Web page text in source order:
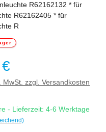
R62162132 * für
R62162405 * für
R
MwSt. zzgl. Versandkosten
- Lieferzeit: 4-6 Werktage